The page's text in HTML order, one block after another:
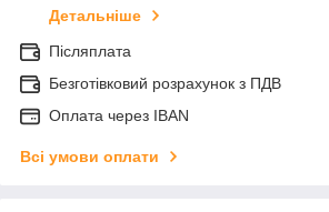
Детальніше
Післяплата
Безготівковий розрахунок з ПДВ
Оплата через IBAN
Всі умови оплати